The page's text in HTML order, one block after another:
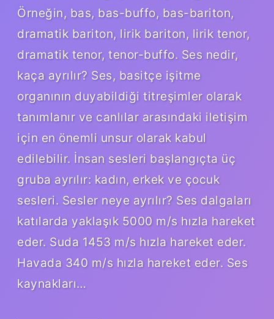
Örneğin, bas, bas-buffo, bas-bariton,
dramatik bariton, lirik bariton, lirik tenor,
dramatik tenor, tenor-buffo. Ses nedir,
kaça ayrılır? Ses, basitçe işitme
organının duyabildiği titreşimler olarak
tanımlanır ve canlılar arasındaki iletişim
için en önemli unsur olarak kabul
edilebilir. İnsan sesleri başlangıçta üç
gruba ayrılır: kadın, erkek ve çocuk
sesleri. Sesler neye ayrılır? Ses dalgaları
katılarda yaklaşık 5000 m/s hızla hareket
eder. Suda 1453 m/s hızla hareket eder.
Havada 340 m/s hızla hareket eder. Ses
kaynakları…